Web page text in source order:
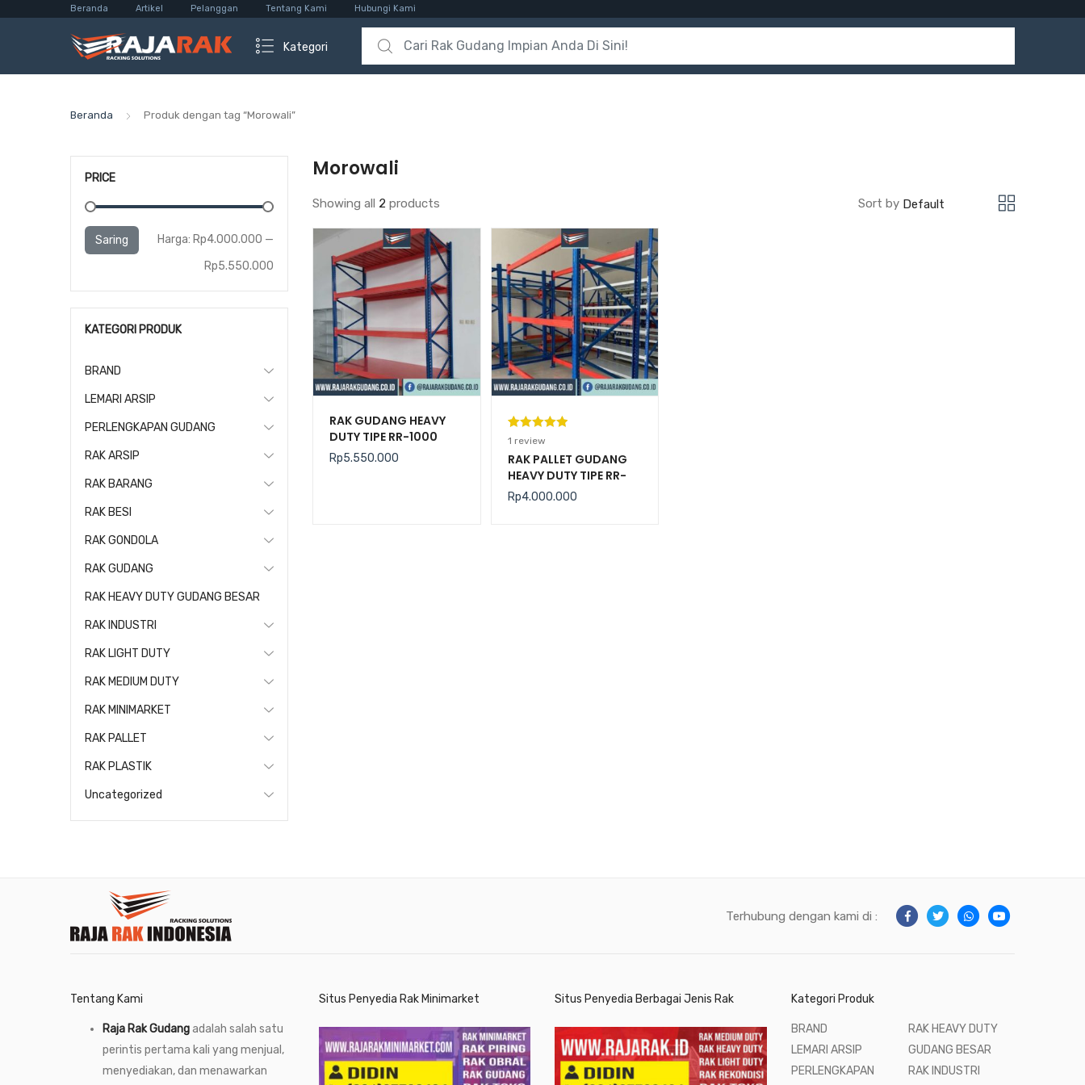
Beranda Artikel Pelanggan Tentang Kami Hubungi Kami
Kategori
Search for:
Beranda Produk dengan tag “Morowali”
Morowali
Showing all 2 products Sort by
RAK GUDANG HEAVY
DUTY TIPE RR-1000
Rp5.550.000
Peringkat
5.00dari 5
berdasarka
n
1
penilaian
1 review
RAK PALLET GUDANG
HEAVY DUTY TIPE RR-
2000 KAPASITAS 2
TON / LEVEL
Rp4.000.000
PRICE
Saring Harga: Rp4.000.000 —
Rp5.550.000
KATEGORI PRODUK
BRAND
LEMARI ARSIP
PERLENGKAPAN GUDANG
RAK ARSIP
RAK BARANG
RAK BESI
RAK GONDOLA
RAK GUDANG
RAK HEAVY DUTY GUDANG BESAR
RAK INDUSTRI
RAK LIGHT DUTY
RAK MEDIUM DUTY
RAK MINIMARKET
RAK PALLET
RAK PLASTIK
Uncategorized
Terhubung dengan kami di :
Tentang Kami
Raja Rak Gudangadalah salah satu
perintis pertama kali yang menjual,
menyediakan, dan menawarkan
Situs Penyedia Rak Minimarket Situs Penyedia Berbagai Jenis Rak Kategori Produk
BRAND
LEMARI ARSIP
PERLENGKAPAN
RAK HEAVY DUTY
GUDANG BESAR
RAK INDUSTRI